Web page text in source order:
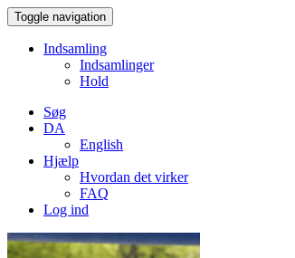
Toggle navigation
Indsamling
Indsamlinger
Hold
Søg
DA
English
Hjælp
Hvordan det virker
FAQ
Log ind